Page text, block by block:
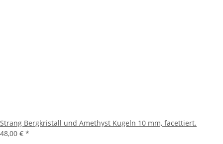
Strang Bergkristall und Amethyst Kugeln 10 mm, facettiert.
48,00 € *